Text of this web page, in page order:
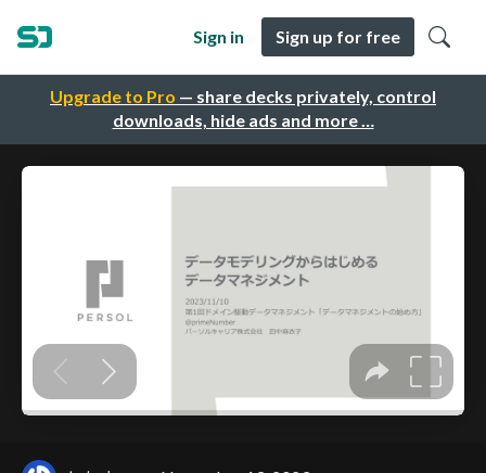
Upgrade to Pro — share decks privately, control
downloads, hide ads and more …
Sign in Sign up for free